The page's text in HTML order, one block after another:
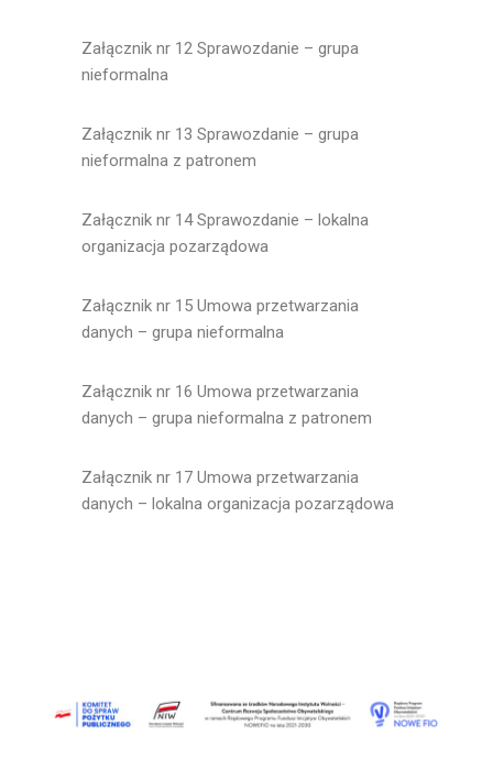
Załącznik nr 12 Sprawozdanie – grupa
nieformalna
Załącznik nr 13 Sprawozdanie – grupa
nieformalna z patronem
Załącznik nr 14 Sprawozdanie – lokalna
organizacja pozarządowa
Załącznik nr 15 Umowa przetwarzania
danych – grupa nieformalna
Załącznik nr 16 Umowa przetwarzania
danych – grupa nieformalna z patronem
Załącznik nr 17 Umowa przetwarzania
danych – lokalna organizacja pozarządowa